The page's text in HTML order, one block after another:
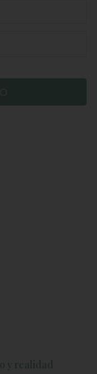
y realidad